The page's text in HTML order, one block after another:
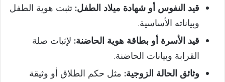
قيد النفوس أو شهادة ميلاد الطفل: تثبت هوية الطفل
وبياناته الأساسية.
قيد الأسرة أو بطاقة هوية الحاضنة: لإثبات صلة
القرابة وبيانات الحاضنة.
وثائق الحالة الزوجية: مثل حكم الطلاق أو وثيقة